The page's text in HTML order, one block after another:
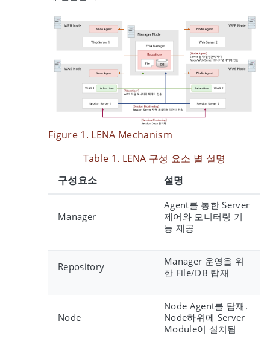
Figure 1. LENA Mechanism
Table 1. LENA 구성 요소 별 설명
구성요소
설명
Manager
Agent를 통한 Server
제어와 모니터링 기
능 제공
Repository
Manager 운영을 위
한 File/DB 탑재
Node
Node Agent를 탑재.
Node하위에 Server
Module이 설치됨